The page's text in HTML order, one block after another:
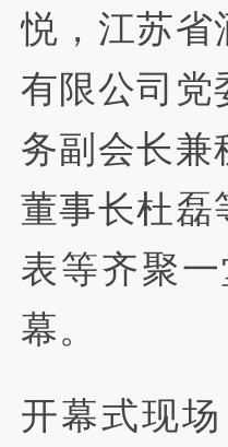
悦，江苏省
有限公司党
务副会长
董事长杜磊
表等齐聚
幕。
开幕式现